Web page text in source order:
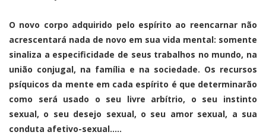
O novo corpo adquirido pelo espírito ao reencarnar não
acrescentará nada de novo em sua vida mental: somente
sinaliza a especificidade de seus trabalhos no mundo, na
união conjugal, na família e na sociedade. Os recursos
psíquicos da mente em cada espírito é que determinarão
como será usado o seu livre arbítrio, o seu instinto
sexual, o seu desejo sexual, o seu amor sexual, a sua
conduta afetivo-sexual…..